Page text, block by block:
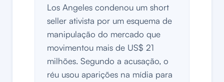
Los Angeles condenou um short
seller ativista por um esquema de
manipulação do mercado que
movimentou mais de US$ 21
milhões. Segundo a acusação, o
réu usou aparições na mídia para